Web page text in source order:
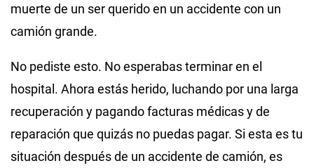
muerte de un ser querido en un accidente con un
camión grande.
No pediste esto. No esperabas terminar en el
hospital. Ahora estás herido, luchando por una larga
recuperación y pagando facturas médicas y de
reparación que quizás no puedas pagar. Si esta es tu
situación después de un accidente de camión, es